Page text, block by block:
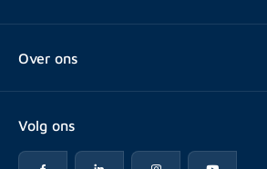
Vastgoedbeheer
Over ons
Veelgestelde vragen
Volg ons